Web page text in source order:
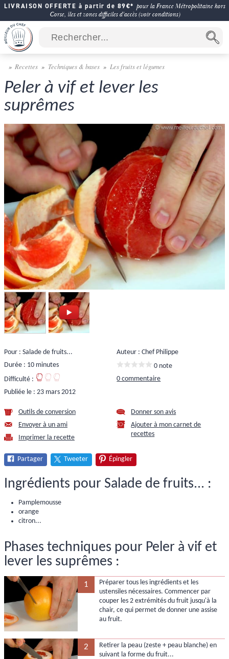
LIVRAISON OFFERTE à partir de 89€* pour la France Métropolitaine hors
Corse, îles et zones difficiles d'accès (voir conditions)
Recettes Techniques & bases Les fruits et légumes
Peler à vif et lever les
suprêmes
Pour : Salade de fruits...
Durée : 10 minutes
Difficulté :
Publiée le : 23 mars 2012
Auteur : Chef Philippe
0 note
0 commentaire
Outils de conversion
Envoyer à un ami
Imprimer la recette
Donner son avis
Ajouter à mon carnet de
recettes
Partager Tweeter Épingler
Ingrédients pour Salade de fruits... :
Pamplemousse
orange
citron...
Phases techniques pour Peler à vif et
lever les suprêmes :
1
Préparer tous les ingrédients et les
ustensiles nécessaires. Commencer par
couper les 2 extrémités du fruit jusqu'à la
chair, ce qui permet de donner une assise
au fruit.
2
Retirer la peau (zeste + peau blanche) en
suivant la forme du fruit...